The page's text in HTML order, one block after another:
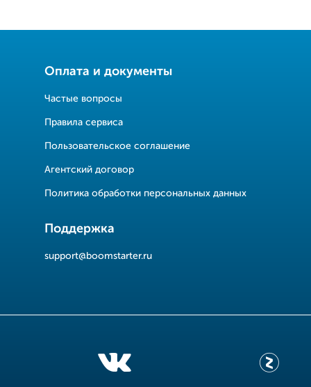
Оплата и документы
Частые вопросы
Правила сервиса
Пользовательское соглашение
Агентский договор
Политика обработки персональных данных
Поддержка
support@boomstarter.ru